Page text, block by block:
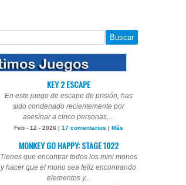
KEY 2 ESCAPE
En este juego de escape de prisión, has
sido condenado recientemente por
asesinar a cinco personas,...
Feb - 12 - 2026 | 17 comentarios | Más
MONKEY GO HAPPY: STAGE 1022
Tienes que encontrar todos los mini monos
y hacer que el mono sea feliz encontrando
elementos y...